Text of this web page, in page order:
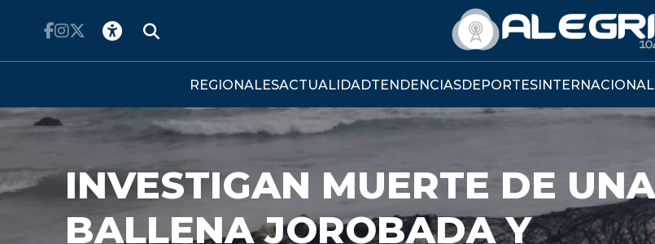
REGIONALESACTUALIDADTENDENCIASDEPORTESINTERNACIONAL
EJECUTIVO PRESENTA